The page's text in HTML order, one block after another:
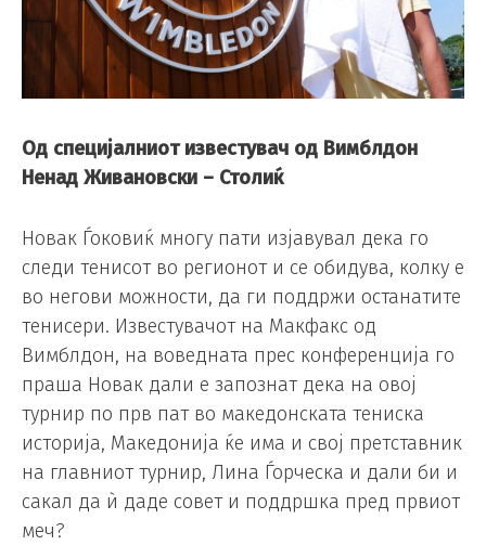
Од специјалниот известувач од Вимблдон
Ненад Живановски – Столиќ
Новак Ѓоковиќ многу пати изјавувал дека го
следи тенисот во регионот и се обидува, колку е
во негови можности, да ги поддржи останатите
тенисери. Известувачот на Макфакс од
Вимблдон, на воведната прес конференција го
праша Новак дали е запознат дека на овој
турнир по прв пат во македонската тениска
историја, Македонија ќе има и свој претставник
на главниот турнир, Лина Ѓорческа и дали би и
сакал да ѝ даде совет и поддршка пред првиот
меч?